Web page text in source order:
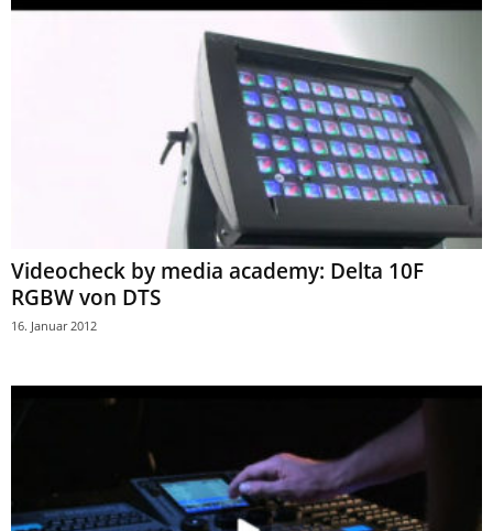
Videocheck by media academy: Delta 10F
RGBW von DTS
16. Januar 2012